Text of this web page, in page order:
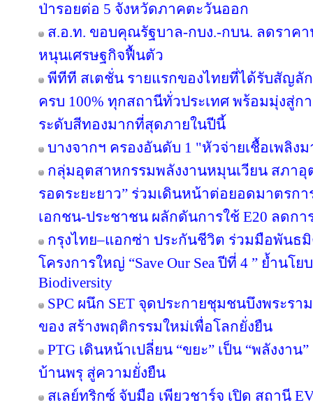
ป่ารอยต่อ 5 จังหวัดภาคตะวันออก
ส.อ.ท. ขอบคุณรัฐบาล-กบง.-กบน. ลดราค
หนุนเศรษฐกิจฟื้นตัว
พีทีที สเตชั่น รายแรกของไทยที่ได้รับสัญลั
ครบ 100% ทุกสถานีทั่วประเทศ พร้อมมุ่งสู่ก
ระดับสีทองมากที่สุดภายในปีนี้
บางจากฯ ครองอันดับ 1 "หัวจ่ายเชื้อเพลิ
กลุ่มอุตสาหกรรมพลังงานหมุนเวียน สภาอุ
รอดระยะยาว” ร่วมเดินหน้าต่อยอดมาตรก
เอกชน-ประชาชน ผลักดันการใช้ E20 ลดกา
กรุงไทย–แอกซ่า ประกันชีวิต ร่วมมือพันธ
โครงการใหญ่ “Save Our Sea ปีที่ 4 ” ย้ำนโ
Biodiversity
SPC ผนึก SET จุดประกายชุมชนบึงพระร
ของ สร้างพฤติกรรมใหม่เพื่อโลกยั่งยืน
PTG เดินหน้าเปลี่ยน “ขยะ” เป็น “พลังง
บ้านพรุ สู่ความยั่งยืน
สเลย์ทริกซ์ จับมือ เพียวชาร์จ เปิด สถานี